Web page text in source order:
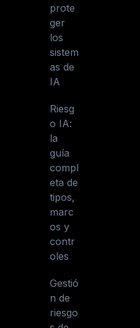
prote
ger
los
sistem
as de
IA
Riesg
o IA:
la
guía
compl
eta de
tipos,
marc
os y
contr
oles
Gestió
n de
riesgo